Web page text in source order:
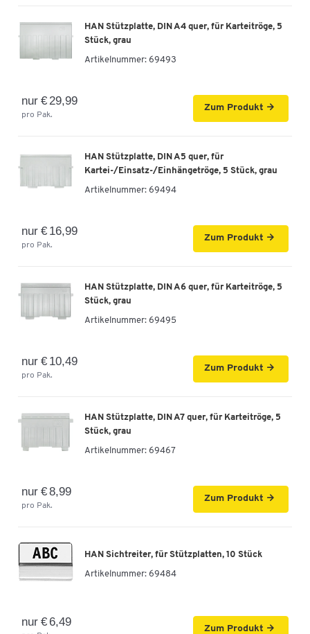
HAN Stützplatte, DIN A4 quer, für Karteitröge, 5
Stück, grau
Artikelnummer: 69493
nur € 29,99
pro Pak.
Zum Produkt
HAN Stützplatte, DIN A5 quer, für
Kartei-/Einsatz-/Einhängetröge, 5 Stück, grau
Artikelnummer: 69494
nur € 16,99
pro Pak.
Zum Produkt
HAN Stützplatte, DIN A6 quer, für Karteitröge, 5
Stück, grau
Artikelnummer: 69495
nur € 10,49
pro Pak.
Zum Produkt
HAN Stützplatte, DIN A7 quer, für Karteitröge, 5
Stück, grau
Artikelnummer: 69467
nur € 8,99
pro Pak.
Zum Produkt
HAN Sichtreiter, für Stützplatten, 10 Stück
Artikelnummer: 69484
nur € 6,49
Zum Produkt